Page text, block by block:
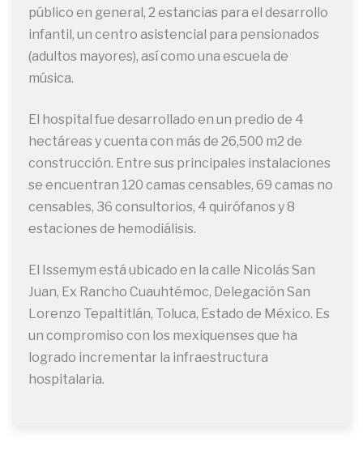
público en general, 2 estancias para el desarrollo
infantil, un centro asistencial para pensionados
(adultos mayores), así como una escuela de
música.
El hospital fue desarrollado en un predio de 4
hectáreas y cuenta con más de 26,500 m2 de
construcción. Entre sus principales instalaciones
se encuentran 120 camas censables, 69 camas no
censables, 36 consultorios, 4 quirófanos y 8
estaciones de hemodiálisis.
El Issemym está ubicado en la calle Nicolás San
Juan, Ex Rancho Cuauhtémoc, Delegación San
Lorenzo Tepaltitlán, Toluca, Estado de México. Es
un compromiso con los mexiquenses que ha
logrado incrementar la infraestructura
hospitalaria.